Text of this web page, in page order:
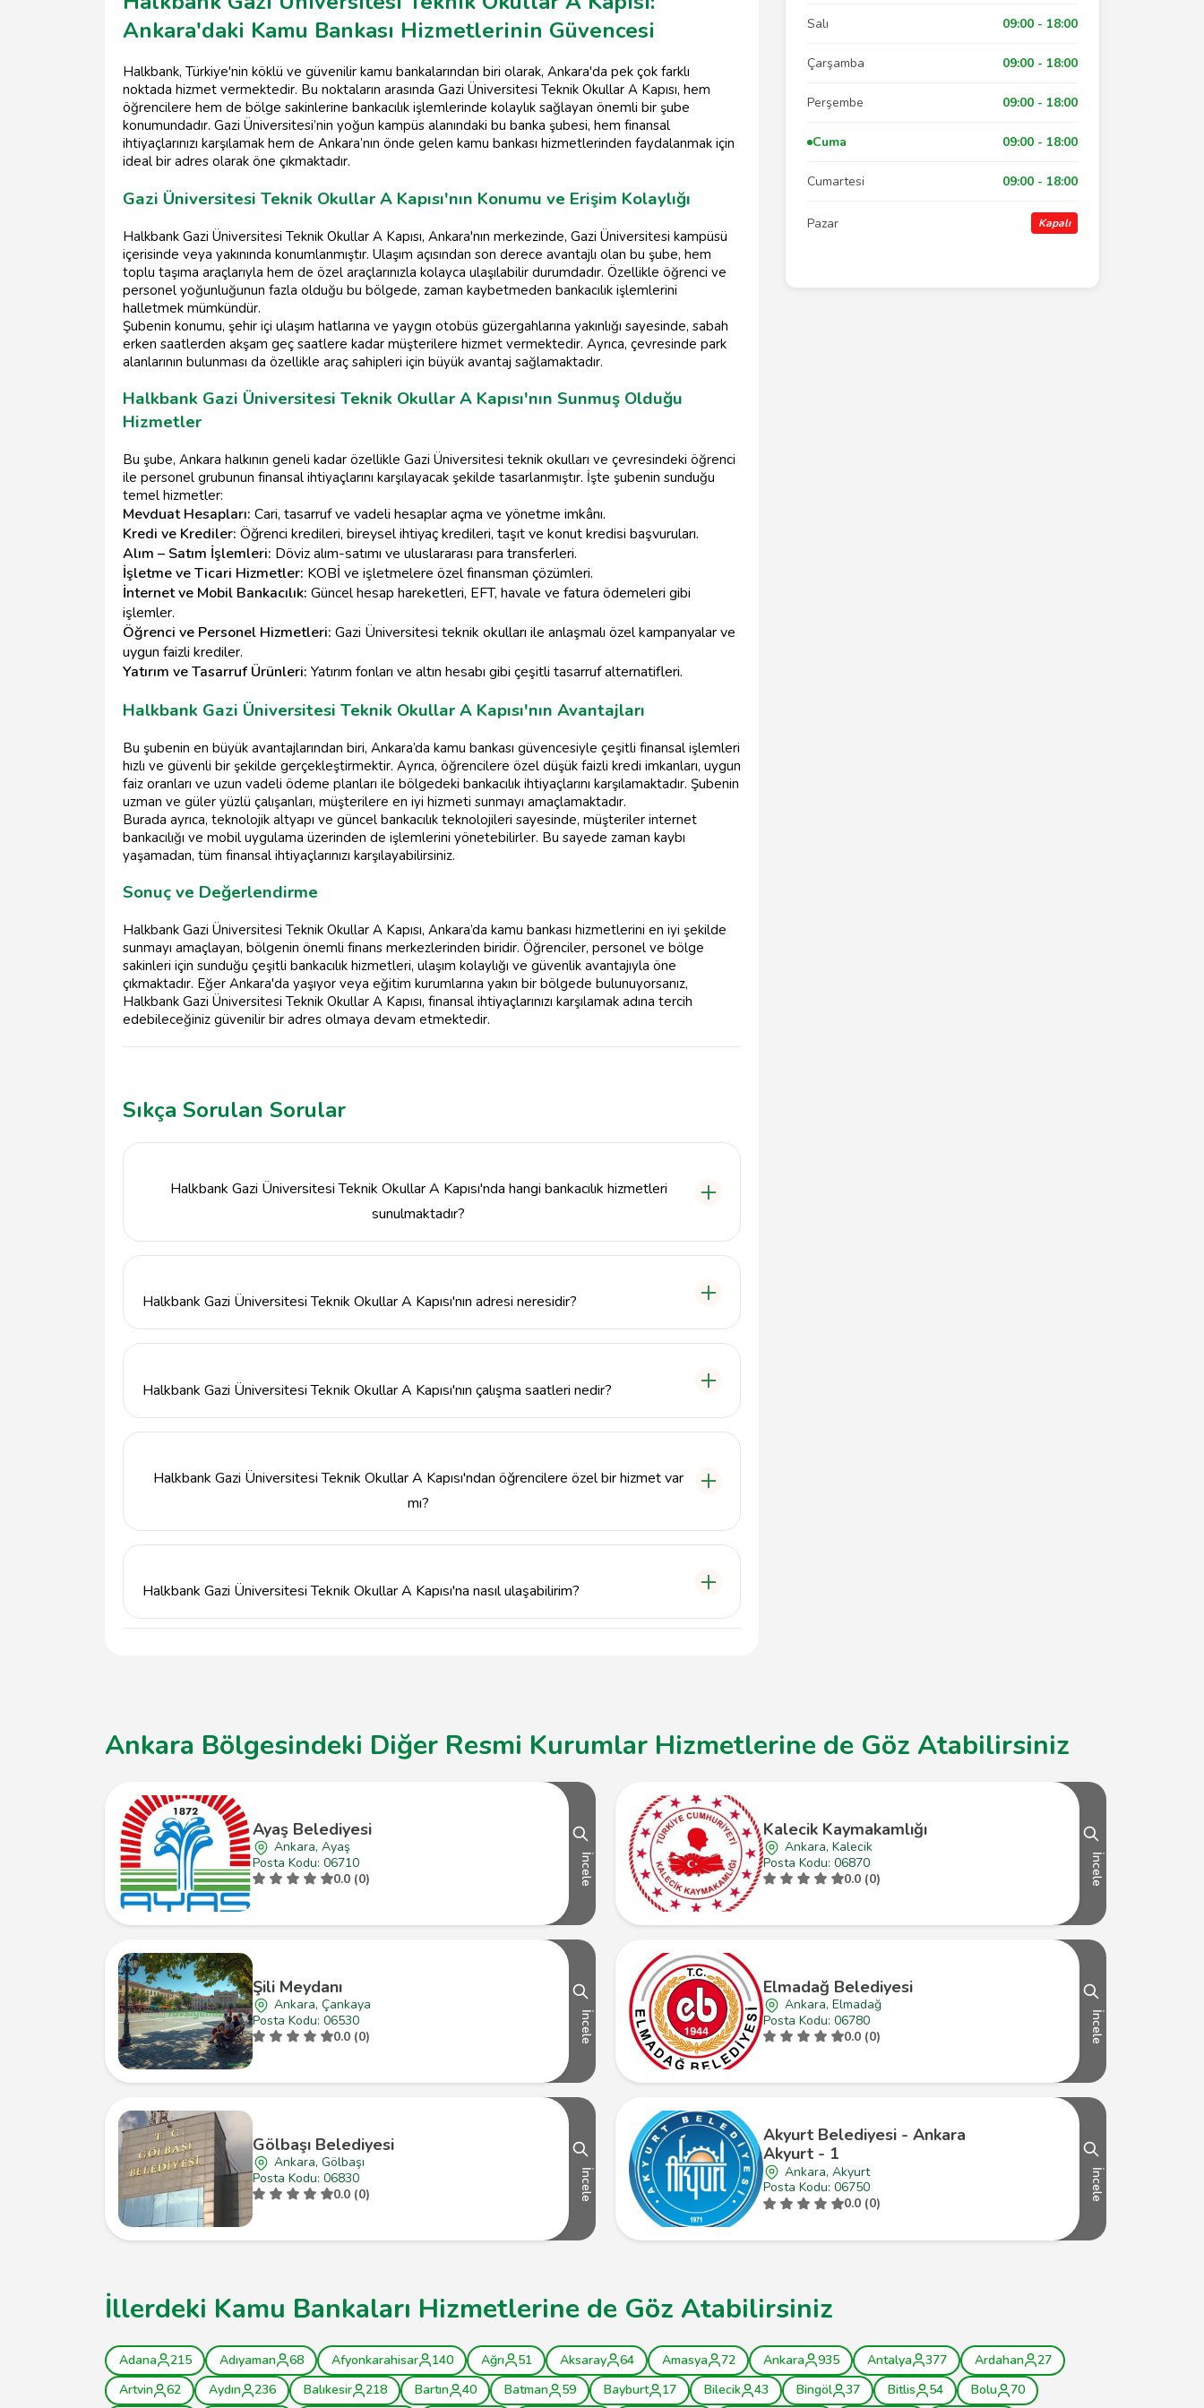
Ankara'daki Kamu Bankası Hizmetlerinin Güvencesi
Halkbank, Türkiye'nin köklü ve güvenilir kamu bankalarından biri olarak, Ankara'da pek çok farklı
noktada hizmet vermektedir. Bu noktaların arasında Gazi Üniversitesi Teknik Okullar A Kapısı, hem
öğrencilere hem de bölge sakinlerine bankacılık işlemlerinde kolaylık sağlayan önemli bir şube
konumundadır. Gazi Üniversitesi’nin yoğun kampüs alanındaki bu banka şubesi, hem finansal
ihtiyaçlarınızı karşılamak hem de Ankara’nın önde gelen kamu bankası hizmetlerinden faydalanmak için
ideal bir adres olarak öne çıkmaktadır.
Gazi Üniversitesi Teknik Okullar A Kapısı'nın Konumu ve Erişim Kolaylığı
Halkbank Gazi Üniversitesi Teknik Okullar A Kapısı, Ankara'nın merkezinde, Gazi Üniversitesi kampüsü
içerisinde veya yakınında konumlanmıştır. Ulaşım açısından son derece avantajlı olan bu şube, hem
toplu taşıma araçlarıyla hem de özel araçlarınızla kolayca ulaşılabilir durumdadır. Özellikle öğrenci ve
personel yoğunluğunun fazla olduğu bu bölgede, zaman kaybetmeden bankacılık işlemlerini
halletmek mümkündür.
Şubenin konumu, şehir içi ulaşım hatlarına ve yaygın otobüs güzergahlarına yakınlığı sayesinde, sabah
erken saatlerden akşam geç saatlere kadar müşterilere hizmet vermektedir. Ayrıca, çevresinde park
alanlarının bulunması da özellikle araç sahipleri için büyük avantaj sağlamaktadır.
Halkbank Gazi Üniversitesi Teknik Okullar A Kapısı'nın Sunmuş Olduğu
Hizmetler
Bu şube, Ankara halkının geneli kadar özellikle Gazi Üniversitesi teknik okulları ve çevresindeki öğrenci
ile personel grubunun finansal ihtiyaçlarını karşılayacak şekilde tasarlanmıştır. İşte şubenin sunduğu
temel hizmetler:
Mevduat Hesapları: Cari, tasarruf ve vadeli hesaplar açma ve yönetme imkânı.
Kredi ve Krediler: Öğrenci kredileri, bireysel ihtiyaç kredileri, taşıt ve konut kredisi başvuruları.
Alım – Satım İşlemleri: Döviz alım-satımı ve uluslararası para transferleri.
İşletme ve Ticari Hizmetler: KOBİ ve işletmelere özel finansman çözümleri.
İnternet ve Mobil Bankacılık: Güncel hesap hareketleri, EFT, havale ve fatura ödemeleri gibi
işlemler.
Öğrenci ve Personel Hizmetleri: Gazi Üniversitesi teknik okulları ile anlaşmalı özel kampanyalar ve
uygun faizli krediler.
Yatırım ve Tasarruf Ürünleri: Yatırım fonları ve altın hesabı gibi çeşitli tasarruf alternatifleri.
Halkbank Gazi Üniversitesi Teknik Okullar A Kapısı'nın Avantajları
Bu şubenin en büyük avantajlarından biri, Ankara’da kamu bankası güvencesiyle çeşitli finansal işlemleri
hızlı ve güvenli bir şekilde gerçekleştirmektir. Ayrıca, öğrencilere özel düşük faizli kredi imkanları, uygun
faiz oranları ve uzun vadeli ödeme planları ile bölgedeki bankacılık ihtiyaçlarını karşılamaktadır. Şubenin
uzman ve güler yüzlü çalışanları, müşterilere en iyi hizmeti sunmayı amaçlamaktadır.
Burada ayrıca, teknolojik altyapı ve güncel bankacılık teknolojileri sayesinde, müşteriler internet
bankacılığı ve mobil uygulama üzerinden de işlemlerini yönetebilirler. Bu sayede zaman kaybı
yaşamadan, tüm finansal ihtiyaçlarınızı karşılayabilirsiniz.
Sonuç ve Değerlendirme
Halkbank Gazi Üniversitesi Teknik Okullar A Kapısı, Ankara’da kamu bankası hizmetlerini en iyi şekilde
sunmayı amaçlayan, bölgenin önemli finans merkezlerinden biridir. Öğrenciler, personel ve bölge
sakinleri için sunduğu çeşitli bankacılık hizmetleri, ulaşım kolaylığı ve güvenlik avantajıyla öne
çıkmaktadır. Eğer Ankara'da yaşıyor veya eğitim kurumlarına yakın bir bölgede bulunuyorsanız,
Halkbank Gazi Üniversitesi Teknik Okullar A Kapısı, finansal ihtiyaçlarınızı karşılamak adına tercih
edebileceğiniz güvenilir bir adres olmaya devam etmektedir.
Sıkça Sorulan Sorular
Halkbank Gazi Üniversitesi Teknik Okullar A Kapısı'nda hangi bankacılık hizmetleri
sunulmaktadır?
Halkbank Gazi Üniversitesi Teknik Okullar A Kapısı'nın adresi neresidir?
Halkbank Gazi Üniversitesi Teknik Okullar A Kapısı'nın çalışma saatleri nedir?
Halkbank Gazi Üniversitesi Teknik Okullar A Kapısı'ndan öğrencilere özel bir hizmet var
mı?
Halkbank Gazi Üniversitesi Teknik Okullar A Kapısı'na nasıl ulaşabilirim?
Halkbank Gazi Üniversitesi Teknik Okullar A Kapısı'na toplu taşıma veya özel araçla
Salı 09:00 - 18:00
Çarşamba 09:00 - 18:00
Perşembe 09:00 - 18:00
Cuma 09:00 - 18:00
Cumartesi 09:00 - 18:00
Pazar Kapalı
Ankara Bölgesindeki Diğer Resmi Kurumlar Hizmetlerine de Göz Atabilirsiniz
Ayaş Belediyesi
Ankara, Ayaş
Posta Kodu: 06710
0.0 (0)
İncele
Kalecik Kaymakamlığı
Ankara, Kalecik
Posta Kodu: 06870
0.0 (0)
İncele
Şili Meydanı
Ankara, Çankaya
Posta Kodu: 06530
0.0 (0)
İncele
Elmadağ Belediyesi
Ankara, Elmadağ
Posta Kodu: 06780
0.0 (0)
İncele
Gölbaşı Belediyesi
Ankara, Gölbaşı
Posta Kodu: 06830
0.0 (0)
İncele
Akyurt Belediyesi - Ankara
Akyurt - 1
Ankara, Akyurt
Posta Kodu: 06750
0.0 (0)
İncele
İllerdeki Kamu Bankaları Hizmetlerine de Göz Atabilirsiniz
Adana 215 Adıyaman 68 Afyonkarahisar 140 Ağrı 51 Aksaray 64 Amasya 72 Ankara 935 Antalya 377 Ardahan
27
Artvin
62 Aydın 236 Balıkesir 218 Bartın 40 Batman 59 Bayburt 17 Bilecik 43 Bingöl 37 Bitlis 54 Bolu 70